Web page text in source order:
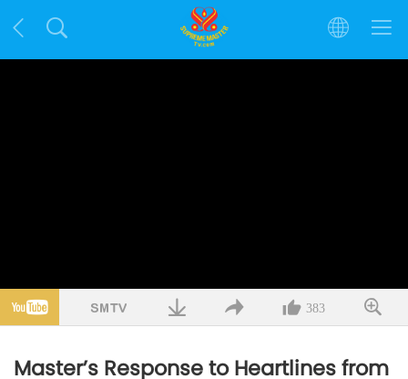
383
Master’s Response to Heartlines from